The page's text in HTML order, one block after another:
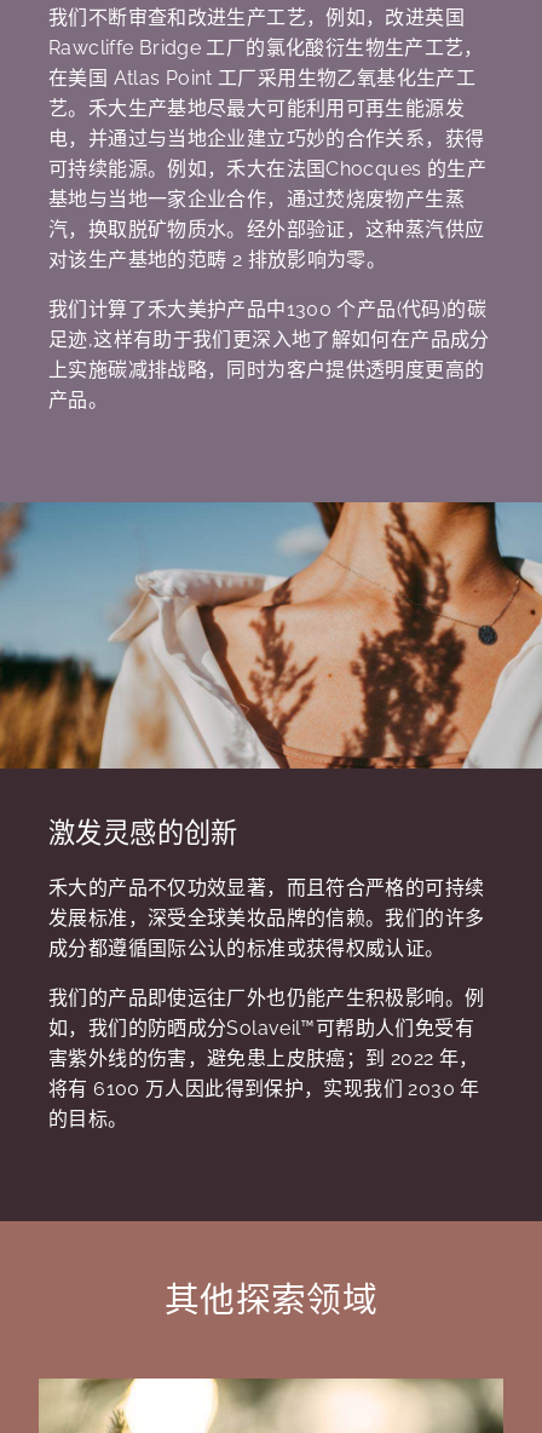
我们不断审查和改进生产工艺，例如，改进英国
Rawcliffe Bridge 工厂的氯化酸衍生物生产工艺，
在美国 Atlas Point 工厂采用生物乙氧基化生产工
艺。禾大生产基地尽最大可能利用可再生能源发
电，并通过与当地企业建立巧妙的合作关系，获得
可持续能源。例如，禾大在法国Chocques 的生产
基地与当地一家企业合作，通过焚烧废物产生蒸
汽，换取脱矿物质水。经外部验证，这种蒸汽供应
对该生产基地的范畴 2 排放影响为零。
我们计算了禾大美护产品中1300 个产品(代码)的碳
足迹,这样有助于我们更深入地了解如何在产品成分
上实施碳减排战略，同时为客户提供透明度更高的
产品。
激发灵感的创新
禾大的产品不仅功效显著，而且符合严格的可持续
发展标准，深受全球美妆品牌的信赖。我们的许多
成分都遵循国际公认的标准或获得权威认证。
我们的产品即使运往厂外也仍能产生积极影响。例
如，我们的防晒成分Solaveil™可帮助人们免受有
害紫外线的伤害，避免患上皮肤癌；到 2022 年，
将有 6100 万人因此得到保护，实现我们 2030 年
的目标。
其他探索领域